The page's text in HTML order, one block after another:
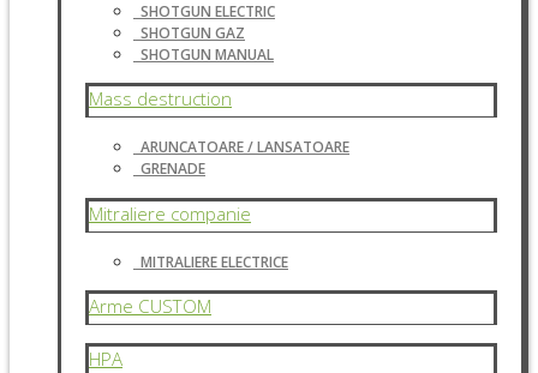
SHOTGUN ELECTRIC
SHOTGUN GAZ
SHOTGUN MANUAL
Mass destruction
ARUNCATOARE / LANSATOARE
GRENADE
Mitraliere companie
MITRALIERE ELECTRICE
Arme CUSTOM
HPA